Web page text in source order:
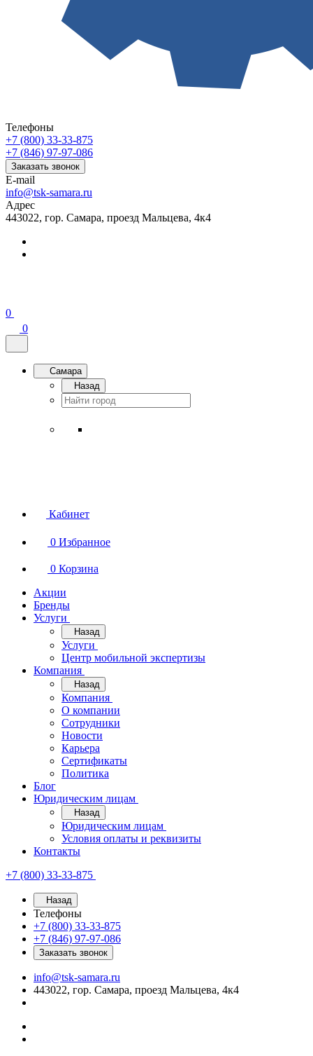
Телефоны
+7 (800) 33-33-875
+7 (846) 97-97-086
Заказать звонок
E-mail
info@tsk-samara.ru
Адрес
443022, гор. Самара, проезд Мальцева, 4к4
0
0
Самара
Назад
Кабинет
0 Избранное
0 Корзина
Акции
Бренды
Услуги
Назад
Услуги
Центр мобильной экспертизы
Компания
Назад
Компания
О компании
Сотрудники
Новости
Карьера
Сертификаты
Политика
Блог
Юридическим лицам
Назад
Юридическим лицам
Условия оплаты и реквизиты
Контакты
+7 (800) 33-33-875
Назад
Телефоны
+7 (800) 33-33-875
+7 (846) 97-97-086
Заказать звонок
info@tsk-samara.ru
443022, гор. Самара, проезд Мальцева, 4к4